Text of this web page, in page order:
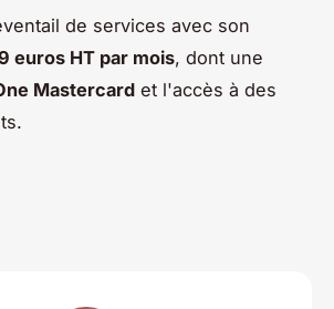
de services avec son
euros HT par mois, dont une
Mastercard et l'accès à des